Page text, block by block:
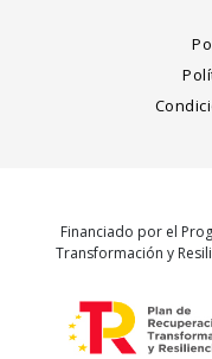
Financiado por el
Transformación y